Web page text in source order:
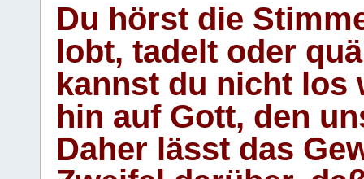
Du hörst die
lobt, tadelt oder
kannst du nicht los
hin auf Gott, den
Daher lässt das